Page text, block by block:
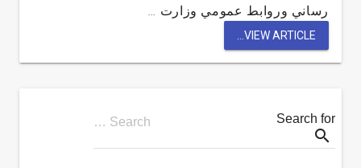
رساني وروابط عمومي وزارت …
VIEW ARTICLE...
Search for
Search …
search